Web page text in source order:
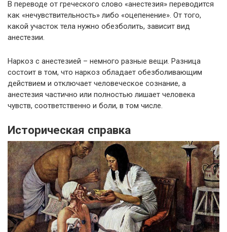
В переводе от греческого слово «анестезия» переводится
как «нечувствительность» либо «оцепенение». От того,
какой участок тела нужно обезболить, зависит вид
анестезии.
Наркоз с анестезией – немного разные вещи. Разница
состоит в том, что наркоз обладает обезболивающим
действием и отключает человеческое сознание, а
анестезия частично или полностью лишает человека
чувств, соответственно и боли, в том числе.
Историческая справка